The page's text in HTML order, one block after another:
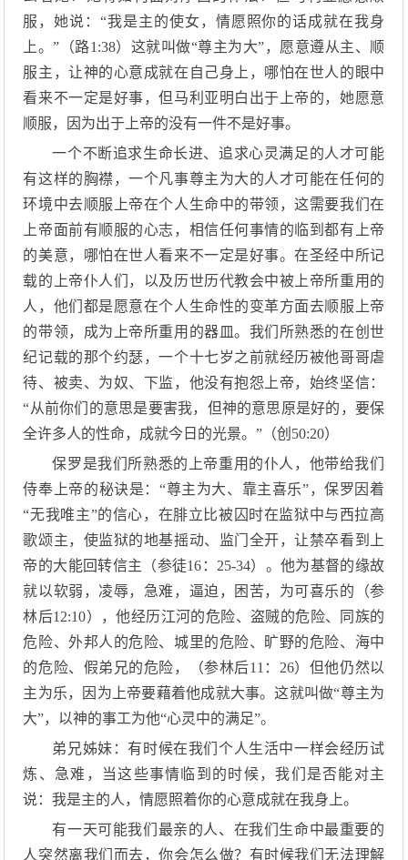
服，她说：“我是主的使女，情愿照你的话成就在我身
上。”（路1:38）这就叫做“尊主为大”，愿意遵从主、顺
服主，让神的心意成就在自己身上，哪怕在世人的眼中
看来不一定是好事，但马利亚明白出于上帝的，她愿意
顺服，因为出于上帝的没有一件不是好事。
一个不断追求生命长进、追求心灵满足的人才可能
有这样的胸襟，一个凡事尊主为大的人才可能在任何的
环境中去顺服上帝在个人生命中的带领，这需要我们在
上帝面前有顺服的心志，相信任何事情的临到都有上帝
的美意，哪怕在世人看来不一定是好事。在圣经中所记
载的上帝仆人们，以及历世历代教会中被上帝所重用的
人，他们都是愿意在个人生命性的变革方面去顺服上帝
的带领，成为上帝所重用的器皿。我们所熟悉的在创世
纪记载的那个约瑟，一个十七岁之前就经历被他哥哥虐
待、被卖、为奴、下监，他没有抱怨上帝，始终坚信：
“从前你们的意思是要害我，但神的意思原是好的，要保
全许多人的性命，成就今日的光景。”（创50:20）
保罗是我们所熟悉的上帝重用的仆人，他带给我们
侍奉上帝的秘诀是：“尊主为大、靠主喜乐”，保罗因着
“无我唯主”的信心，在腓立比被囚时在监狱中与西拉高
歌颂主，使监狱的地基摇动、监门全开，让禁卒看到上
帝的大能回转信主（参徒16：25-34）。他为基督的缘故
就以软弱，凌辱，急难，逼迫，困苦，为可喜乐的（参
林后12:10），他经历江河的危险、盗贼的危险、同族的
危险、外邦人的危险、城里的危险、旷野的危险、海中
的危险、假弟兄的危险，（参林后11：26）但他仍然以
主为乐，因为上帝要藉着他成就大事。这就叫做“尊主为
大”，以神的事工为他“心灵中的满足”。
弟兄姊妹：有时候在我们个人生活中一样会经历试
炼、急难，当这些事情临到的时候，我们是否能对主
说：我是主的人，情愿照着你的心意成就在我身上。
有一天可能我们最亲的人、在我们生命中最重要的
人突然离我们而去，你会怎么做？有时候我们无法理解